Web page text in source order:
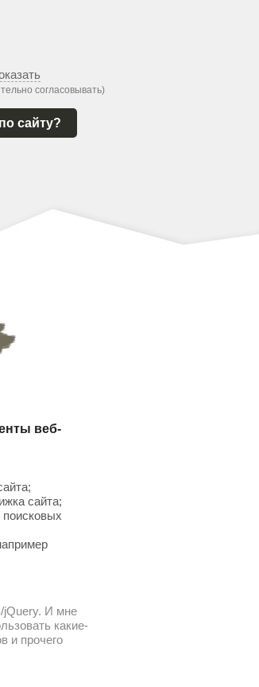
согласовывать)
сайту?
веб-
сайта;
jQuery. И мне
какие-
и прочего